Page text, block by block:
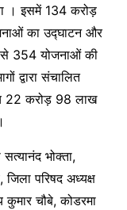
। इसमें 134 करोड़
का उद्घाटन और
354 योजनाओं की
द्वारा संचालित
22 करोड़ 98 लाख
भोक्ता,
परिषद अध्यक्ष
कुमार चौबे, कोडरमा